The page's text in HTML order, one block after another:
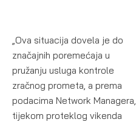
„Ova situacija dovela je do
značajnih poremećaja u
pružanju usluga kontrole
zračnog prometa, a prema
podacima Network Managera,
tijekom proteklog vikenda